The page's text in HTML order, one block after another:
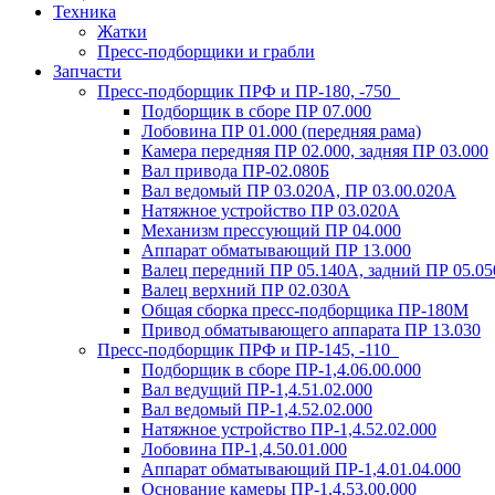
Техника
Жатки
Пресс-подборщики и грабли
Запчасти
Пресс-подборщик ПРФ и ПР-180, -750
Подборщик в сборе ПР 07.000
Лобовина ПР 01.000 (передняя рама)
Камера передняя ПР 02.000, задняя ПР 03.000
Вал привода ПР-02.080Б
Вал ведомый ПР 03.020А, ПР 03.00.020А
Натяжное устройство ПР 03.020A
Механизм прессующий ПР 04.000
Аппарат обматывающий ПР 13.000
Валец передний ПР 05.140A, задний ПР
Валец верхний ПР 02.030A
Общая сборка пресс-подборщика ПР-180М
Привод обматывающего аппарата ПР 13.030
Пресс-подборщик ПРФ и ПР-145, -110
Подборщик в сборе ПР-1,4.06.00.000
Вал ведущий ПР-1,4.51.02.000
Вал ведомый ПР-1,4.52.02.000
Натяжное устройство ПР-1,4.52.02.000
Лобовина ПР-1,4.50.01.000
Аппарат обматывающий ПР-1,4.01.04.000
Основание камеры ПР-1,4.53.00.000